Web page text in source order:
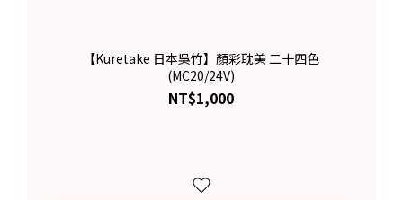
【Kuretake 日本吳竹】顏彩耽美 二十四色
(MC20/24V)
NT$1,000